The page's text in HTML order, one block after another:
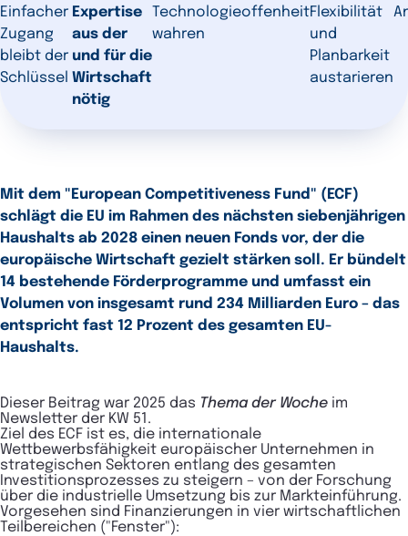
Einfacher
Zugang
bleibt der
Schlüssel
Expertise
aus der
und für die
Wirtschaft
nötig
Technologieoffenheit
wahren
Flexibilität
und
Planbarkeit
austarieren
Mit dem "European Competitiveness Fund" (ECF)
schlägt die EU im Rahmen des nächsten siebenjährigen
Haushalts ab 2028 einen neuen Fonds vor, der die
europäische Wirtschaft gezielt stärken soll. Er bündelt
14 bestehende Förderprogramme und umfasst ein
Volumen von insgesamt rund 234 Milliarden Euro – das
entspricht fast 12 Prozent des gesamten EU-
Haushalts.
Dieser Beitrag war 2025 das Thema der Woche im
Newsletter der KW 51.
Ziel des ECF ist es, die internationale
Wettbewerbsfähigkeit europäischer Unternehmen in
strategischen Sektoren entlang des gesamten
Investitionsprozesses zu steigern – von der Forschung
über die industrielle Umsetzung bis zur Markteinführung.
Vorgesehen sind Finanzierungen in vier wirtschaftlichen
Teilbereichen ("Fenster"):